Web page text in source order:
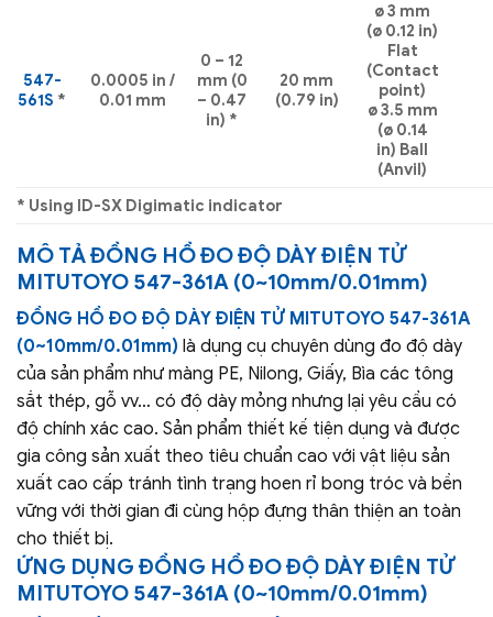
547-
561S *
0.0005 in /
0.01 mm
0 – 12
mm (0
– 0.47
in) *
20 mm
(0.79 in)
ø 3 mm
(ø 0.12 in)
Flat
(Contact
point)
ø 3.5 mm
(ø 0.14
in) Ball
(Anvil)
* Using ID-SX Digimatic indicator
MÔ TẢĐỒNG HỒ ĐO ĐỘ DÀY ĐIỆN TỬ
MITUTOYO 547-361A (0~10mm/0.01mm)
ĐỒNG HỒ ĐO ĐỘ DÀY ĐIỆN TỬ MITUTOYO 547-361A
(0~10mm/0.01mm) là dụng cụ chuyên dùng đo độ dày
của sản phẩm như màng PE, Nilong, Giấy, Bìa các tông
sắt thép, gỗ vv… có độ dày mỏng nhưng lại yêu cầu có
độ chính xác cao. Sản phẩm thiết kế tiện dụng và được
gia công sản xuất theo tiêu chuẩn cao với vật liệu sản
xuất cao cấp tránh tình trạng hoen rỉ bong tróc và bền
vững với thời gian đi cùng hộp đựng thân thiện an toàn
cho thiết bị.
ỨNG DỤNG ĐỒNG HỒ ĐO ĐỘ DÀY ĐIỆN TỬ
MITUTOYO 547-361A (0~10mm/0.01mm)